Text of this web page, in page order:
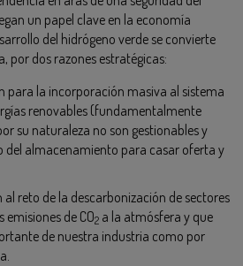
un papel clave en la economía
del hidrógeno verde se convierte
por dos razones estratégicas:
para la incorporación masiva al sistema
renovables (fundamentalmente
su naturaleza no son gestionables y
del almacenamiento para casar oferta y
al reto de la descarbonización de sectores
de CO2 a la atmósfera y que
de nuestra industria como por